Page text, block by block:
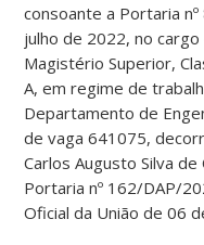
consoante a Portaria
julho de 2022, no
Magistério Superior,
A, em regime de
Departamento de
de vaga 641075,
Carlos Augusto Silva
Portaria nº 162/DAP/
Oficial da União de 06